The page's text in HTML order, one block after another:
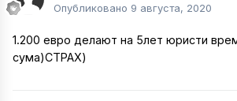
Опубликовано 9 августа, 2020
1.200 евро делают на 5лет юристи
сума)СТРАХ)